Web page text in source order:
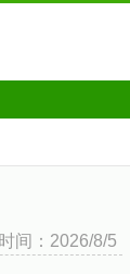
间：2026/8/5